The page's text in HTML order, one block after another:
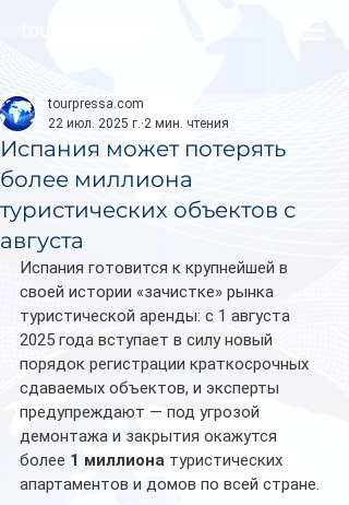
Испания может потерять
более миллиона
туристических объектов с
августа
tourpressa.com
22 июл. 2025 г. 2 мин. чтения
Испания готовится к крупнейшей в
своей истории «зачистке» рынка
туристической аренды: с 1 августа
2025 года вступает в силу новый
порядок регистрации краткосрочных
сдаваемых объектов, и эксперты
предупреждают — под угрозой
демонтажа и закрытия окажутся
более 1 миллиона туристических
апартаментов и домов по всей стране.